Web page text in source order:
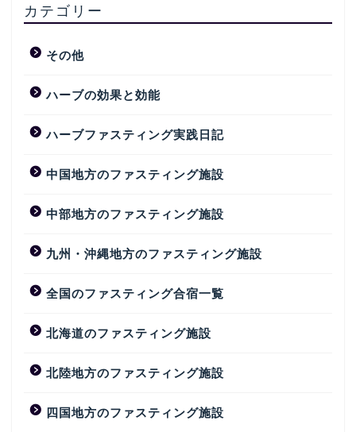
カテゴリー
その他
ハーブの効果と効能
ハーブファスティング実践日記
中国地方のファスティング施設
中部地方のファスティング施設
九州・沖縄地方のファスティング施設
全国のファスティング合宿一覧
北海道のファスティング施設
北陸地方のファスティング施設
四国地方のファスティング施設